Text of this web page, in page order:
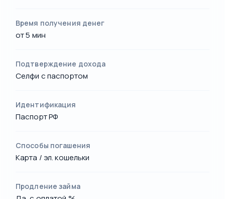
Время получения денег
от 5 мин
Подтверждение дохода
Селфи с паспортом
Идентификация
Паспорт РФ
Способы погашения
Карта / эл. кошельки
Продление займа